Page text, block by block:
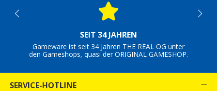
SEIT 34 JAHREN
Gameware ist seit 34 Jahren THE REAL OG unter
den Gameshops, quasi der ORIGINAL GAMESHOP.
SERVICE-HOTLINE